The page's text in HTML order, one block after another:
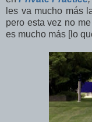
les va mucho más
pero esta vez no
es mucho más [lo